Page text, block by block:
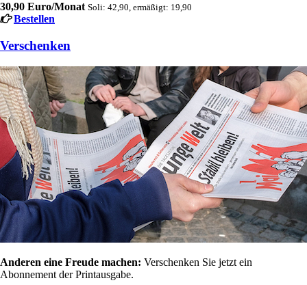
30,90 Euro/Monat Soli: 42,90, ermäßigt: 19,90
Bestellen
Verschenken
Anderen eine Freude machen: Verschenken Sie jetzt ein
Abonnement der Printausgabe.